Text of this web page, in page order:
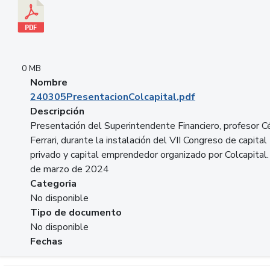
0 MB
Nombre
240305PresentacionColcapital.pdf
Descripción
Presentación del Superintendente Financiero, profesor
Ferrari, durante la instalación del VII Congreso de capital
privado y capital emprendedor organizado por
de marzo de 2024
Categoria
No disponible
Tipo de documento
No disponible
Fechas